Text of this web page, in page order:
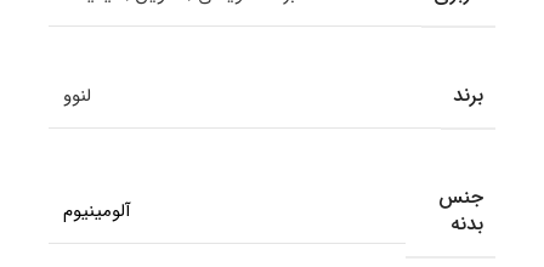
برند لنوو
جنس
بدنه
آلومینیوم